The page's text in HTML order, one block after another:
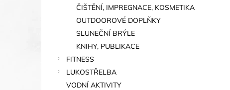
ČIŠTĚNÍ, IMPREGNACE, KOSMETIKA
OUTDOOROVÉ DOPLŇKY
SLUNEČNÍ BRÝLE
KNIHY, PUBLIKACE
FITNESS
LUKOSTŘELBA
VODNÍ AKTIVITY